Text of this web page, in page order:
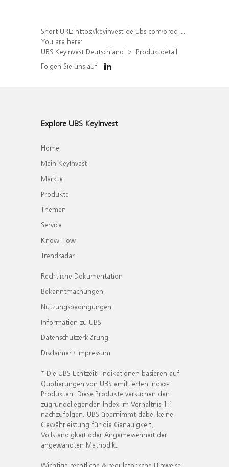
Short URL: https://keyinvest-de.ubs.com/produkt/detail/index/isin/DE000WA21WE1
You are here:
UBS KeyInvest Deutschland
Produktdetail
Folgen Sie uns auf
Explore UBS KeyInvest
Home
Mein KeyInvest
Märkte
Produkte
Themen
Service
Know How
Trendradar
Rechtliche Dokumentation
Bekanntmachungen
Nutzungsbedingungen
Information zu UBS
Datenschutzerklärung
Disclaimer / Impressum
* Die UBS Echtzeit- Indikationen basieren auf
Quotierungen von UBS emittierten Index-
Produkten. Diese Produkte versuchen den
zugrundeliegenden Index im Verhältnis 1:1
nachzufolgen. UBS übernimmt dabei keine
Gewährleistung für die Genauigkeit,
Vollständigkeit oder Angemessenheit der
angewandten Methodik.